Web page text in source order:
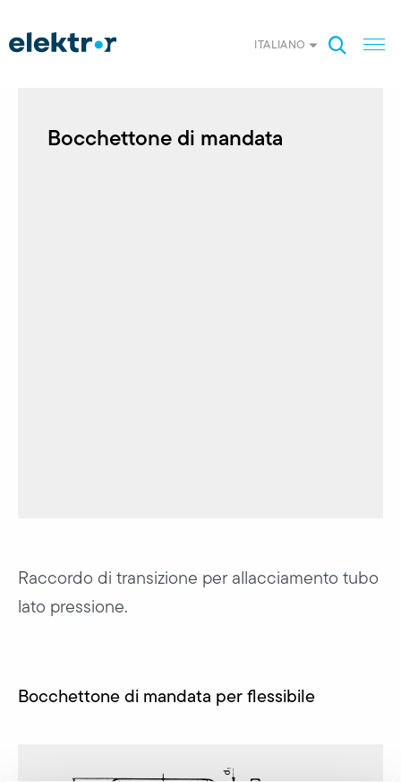
ITALIANO
Bocchettone di mandata
Raccordo di transizione per allacciamento tubo
lato pressione.
Bocchettone di mandata per flessibile